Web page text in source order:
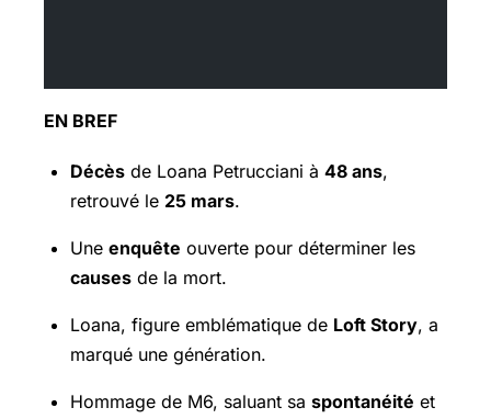
EN BREF
Décès de Loana Petrucciani à 48 ans,
retrouvé le 25 mars.
Une enquête ouverte pour déterminer les
causes de la mort.
Loana, figure emblématique de Loft Story, a
marqué une génération.
Hommage de M6, saluant sa spontanéité et